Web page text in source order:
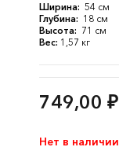
Ширина: 54 см
Глубина: 18 см
Высота: 71 см
Вес: 1,57 кг
749,00 ₽
Нет в наличии